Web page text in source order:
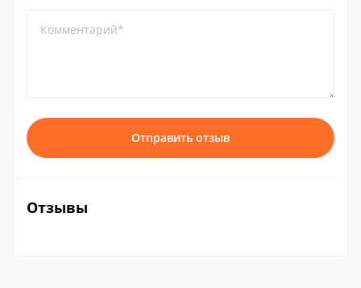
Комментарий*
Отправить отзыв
Отзывы